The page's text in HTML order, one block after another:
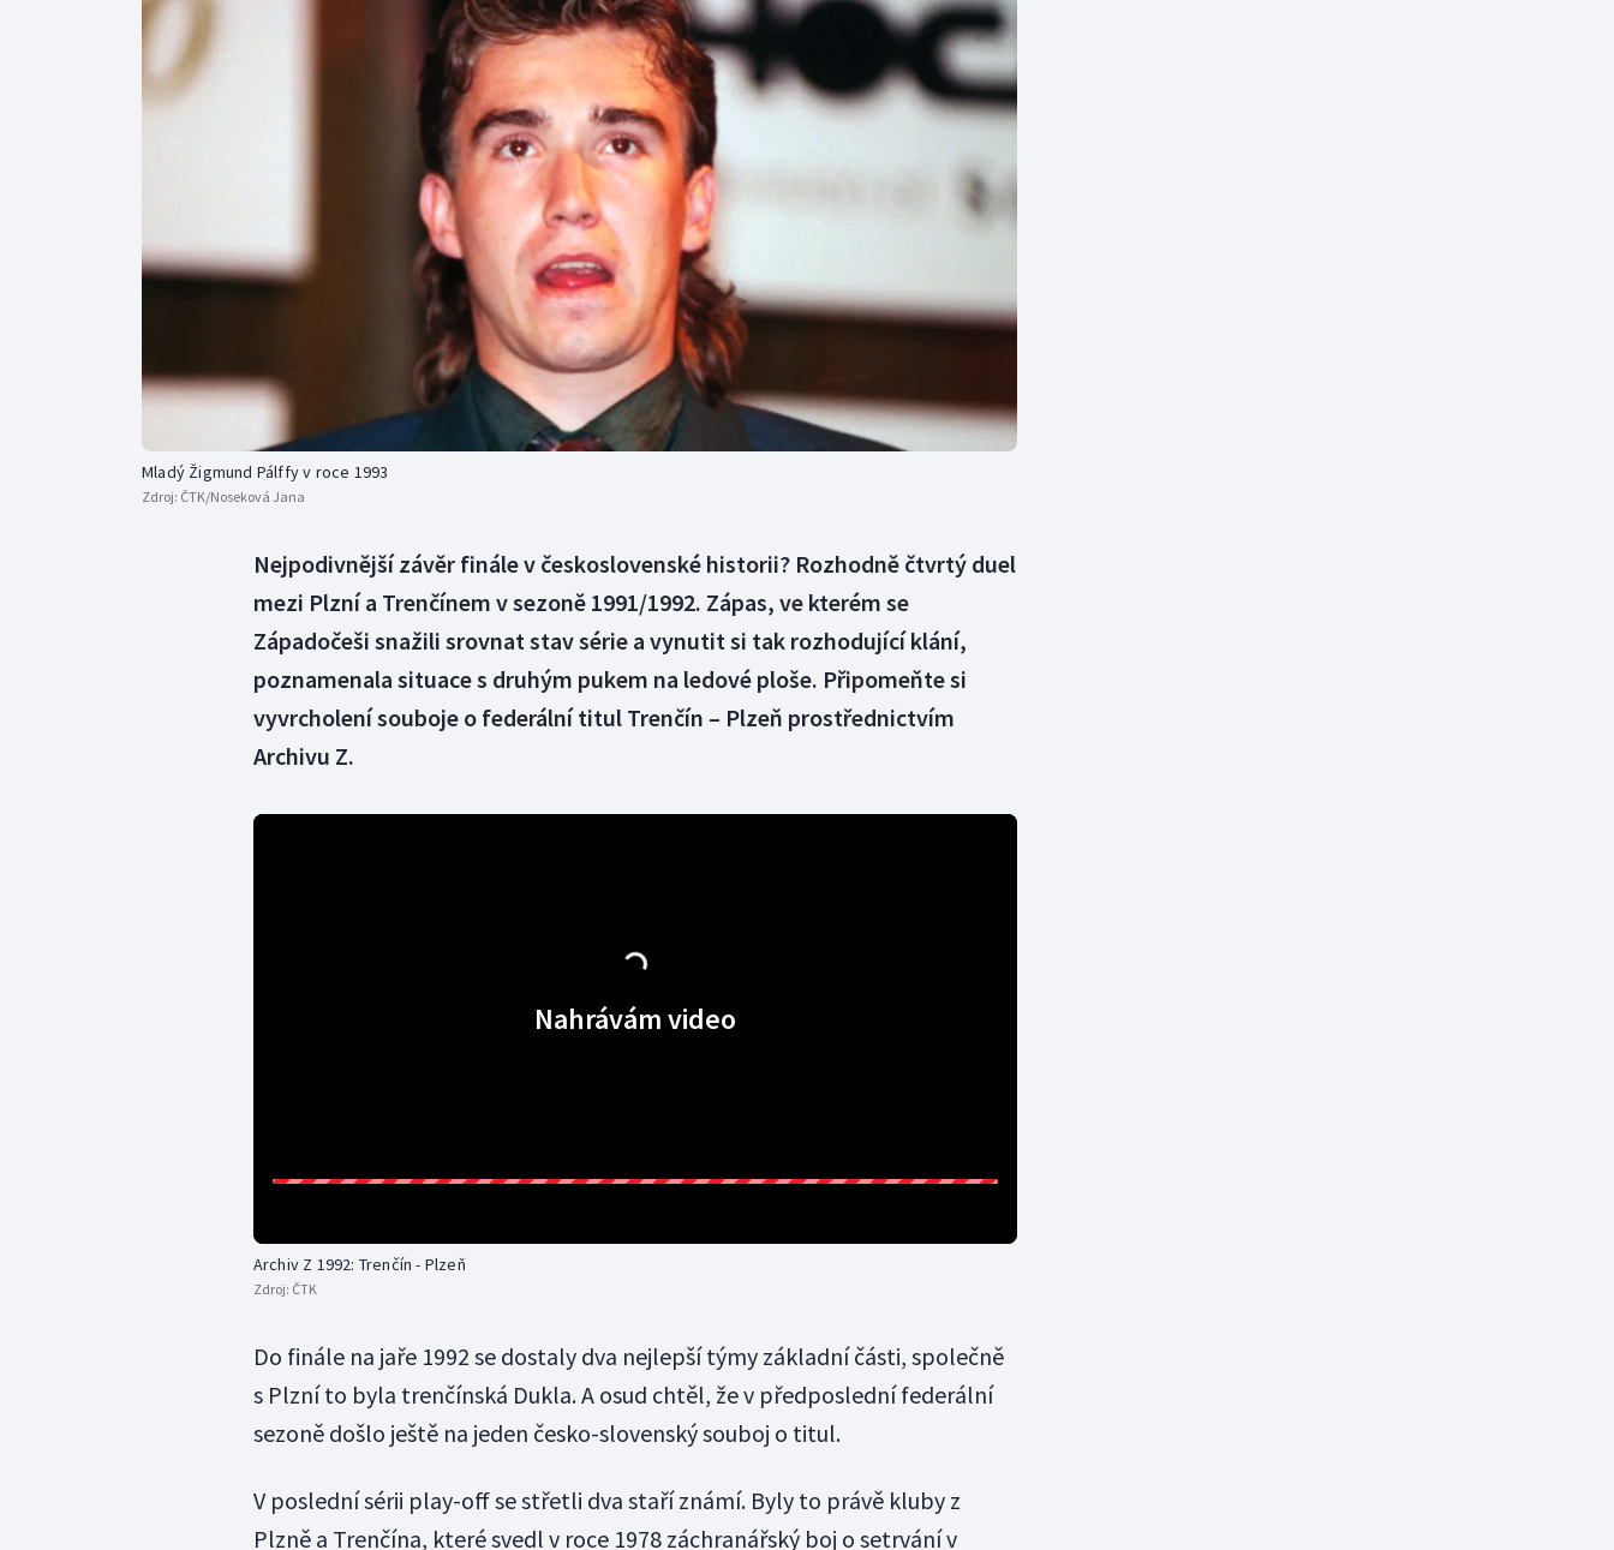
Dostihy
Futsal
Gymnastika
Moderní pětiboj
Motorsport
Olympijské hry
Parasport
Plavání
Plážový volejbal
Triatlon
Veslování
Vodní slalom
Mladý Žigmund Pálffy v roce 1993
Zdroj: ČTK/Noseková Jana
Nejpodivnější závěr finále v československé historii? Rozhodně čtvrtý duel
mezi Plzní a Trenčínem v sezoně 1991/1992. Zápas, ve kterém se
Západočeši snažili srovnat stav série a vynutit si tak rozhodující klání,
poznamenala situace s druhým pukem na ledové ploše. Připomeňte si
vyvrcholení souboje o federální titul Trenčín – Plzeň prostřednictvím
Archivu Z.
Nahrávám video
Archiv Z 1992: Trenčín - Plzeň
Zdroj: ČTK
Do finále na jaře 1992 se dostaly dva nejlepší týmy základní části, společně
s Plzní to byla trenčínská Dukla. A osud chtěl, že v předposlední federální
sezoně došlo ještě na jeden česko-slovenský souboj o titul.
V poslední sérii play-off se střetli dva staří známí. Byly to právě kluby z
Plzně a Trenčína, které svedl v roce 1978 záchranářský boj o setrvání v